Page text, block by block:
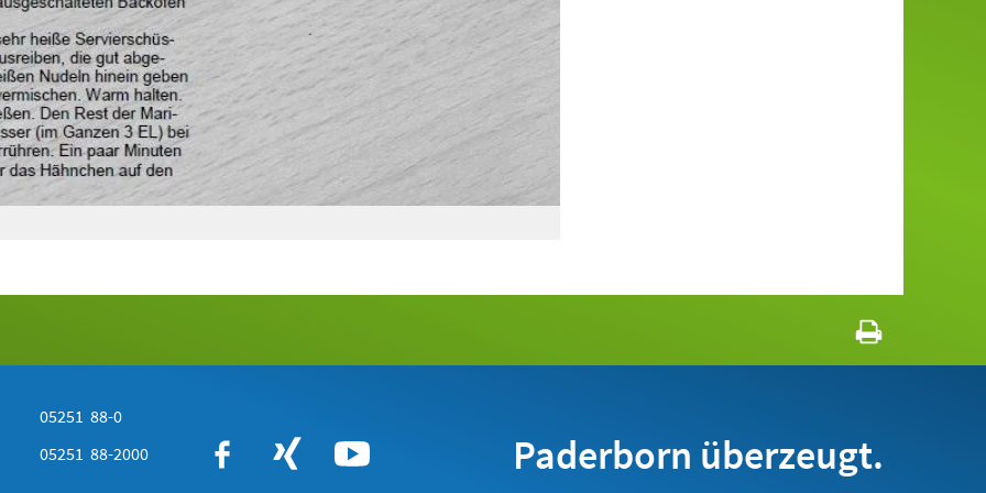
05251 88-0
05251 88-2000 Paderborn überzeugt.